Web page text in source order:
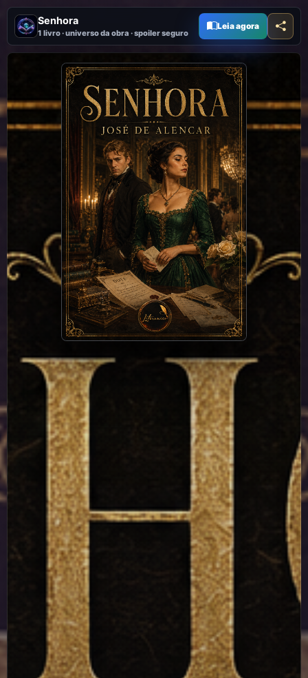
Senhora
1 livro · universo da obra · spoiler seguro
Leia agora